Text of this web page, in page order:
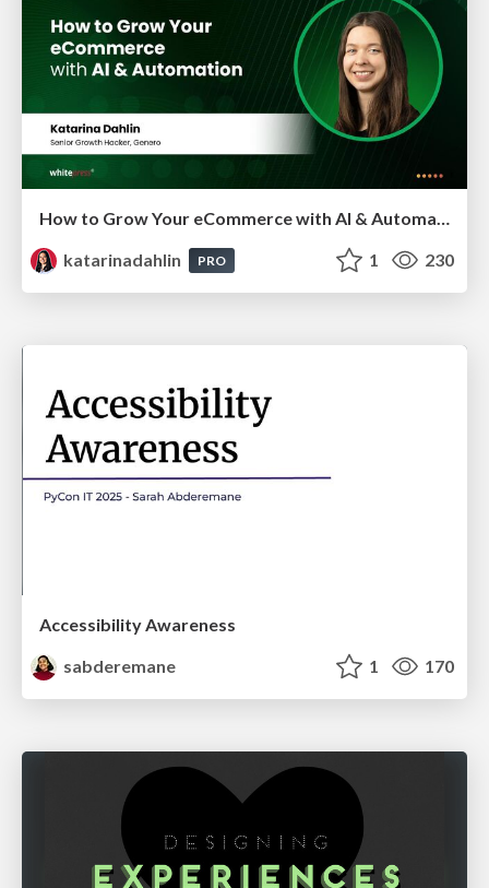
katarinadahlin
PRO 1 230
Accessibility Awareness
sabderemane
1 170